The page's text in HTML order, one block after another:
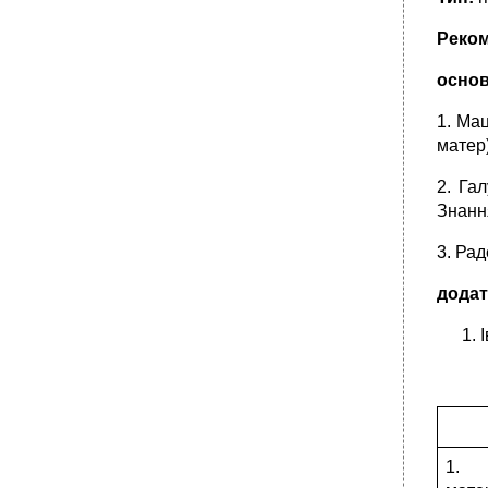
1.
2.
3.
1.